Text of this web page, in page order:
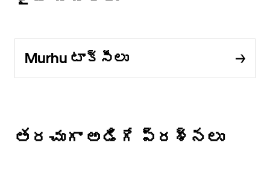
Murhu టాక్సీలు
తరచుగా అడిగే ప్రశ్నలు